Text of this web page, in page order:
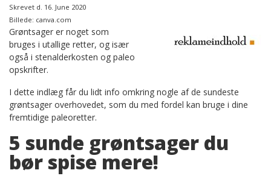
Skrevet d. 16. June 2020
Billede: canva.com
Grøntsager er noget som
bruges i utallige retter, og især
også i stenalderkosten og paleo
opskrifter.
I dette indlæg får du lidt info omkring nogle af de sundeste
grøntsager overhovedet, som du med fordel kan bruge i dine
fremtidige paleoretter.
5 sunde grøntsager du
bør spise mere!